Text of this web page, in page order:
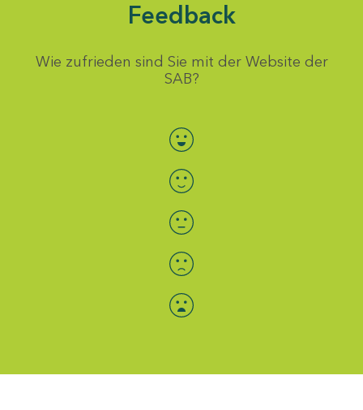
Feedback
Wie zufrieden sind Sie mit der Website der
SAB?
Bewertung auswählen